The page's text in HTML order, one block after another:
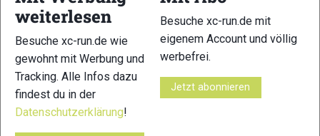
einen 42 Kilometer langen Marathon mit Start oberhalb von
Bruson und eine 26 Kilometer lange Rundstrecke oberhalb
von Verbier.
Distanzen:
X- Alpine: 140 km – 9.300 HM
X- Traversee: 76 km – 5.300 HM
Verbier Marathon: 42 km – 3.000 HM
weiterlesen
Besuche xc-run.de wie
gewohnt mit Werbung und
Tracking. Alle Infos dazu
findest du in der
Datenschutzerklärung!
Besuche xc-run.de mit
eigenem Account und völlig
werbefrei.
Jetzt abonnieren